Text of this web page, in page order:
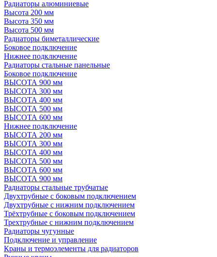
Радиаторы алюминиевые
Высота 200 мм
Высота 350 мм
Высота 500 мм
Радиаторы биметаллические
Боковое подключение
Нижнее подключение
Радиаторы стальные панельные
Боковое подключение
ВЫСОТА 900 мм
ВЫСОТА 300 мм
ВЫСОТА 400 мм
ВЫСОТА 500 мм
ВЫСОТА 600 мм
Нижнее подключение
ВЫСОТА 200 мм
ВЫСОТА 300 мм
ВЫСОТА 400 мм
ВЫСОТА 500 мм
ВЫСОТА 600 мм
ВЫСОТА 900 мм
Радиаторы стальные трубчатые
Двухтрубные с боковым подключением
Двухтрубные с нижним подключением
Трёхтрубные с боковым подключением
Трехтрубные с нижним подключением
Радиаторы чугунные
Подключение и управление
Краны и термоэлементы для радиаторов